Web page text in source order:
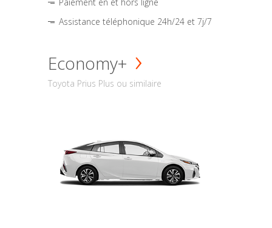
Assistance téléphonique 24h/24 et 7j/7
Economy+
Toyota Prius Plus ou similaire